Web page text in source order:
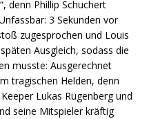
denn Phillip Schuchert
3 Sekunden vor
zugesprochen und Louis
Ausgleich, sodass die
musste: Ausgerechnet
tragischen Helden, denn
Lukas Rügenberg und
seine Mitspieler kräftig